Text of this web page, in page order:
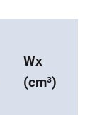
Wx
(cm³)